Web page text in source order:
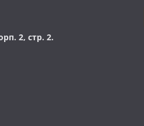
2, стр. 2.